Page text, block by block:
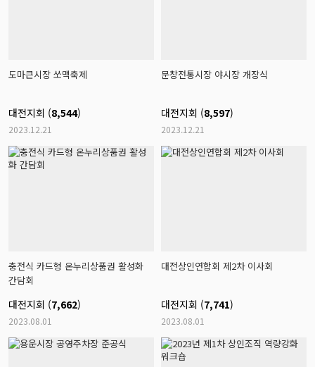
도마큰시장 쏘맥축제
대전지회 (8,544)
2023.12.21
문창전통시장 야시장 개장식
대전지회 (8,597)
2023.12.21
충전식 카드형 온누리상품권 활성화
간담회
대전지회 (7,662)
2023.08.01
대전상인연합회 제2차 이사회
대전지회 (7,741)
2023.08.01